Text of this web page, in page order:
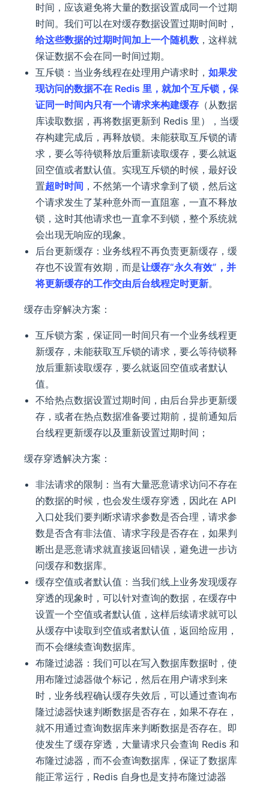
时间，应该避免将大量的数据设置成同一个过期
时间。我们可以在对缓存数据设置过期时间时，
给这些数据的过期时间加上一个随机数 ，这样就
保证数据不会在同一时间过期。
互斥锁：当业务线程在处理用户请求时，如果发
现访问的数据不在 Redis 里，就加个互斥锁，保
证同一时间内只有一个请求来构建缓存 （从数据
库读取数据，再将数据更新到 Redis 里），当缓
存构建完成后，再释放锁。未能获取互斥锁的请
求，要么等待锁释放后重新读取缓存，要么就返
回空值或者默认值。实现互斥锁的时候，最好设
置超时时间 ，不然第一个请求拿到了锁，然后这
个请求发生了某种意外而一直阻塞，一直不释放
锁，这时其他请求也一直拿不到锁，整个系统就
会出现无响应的现象。
后台更新缓存：业务线程不再负责更新缓存，缓
存也不设置有效期，而是让缓存“永久有效”，并
将更新缓存的工作交由后台线程定时更新。
缓存击穿解决方案：
互斥锁方案，保证同一时间只有一个业务线程更
新缓存，未能获取互斥锁的请求，要么等待锁释
放后重新读取缓存，要么就返回空值或者默认
值。
不给热点数据设置过期时间，由后台异步更新缓
存，或者在热点数据准备要过期前，提前通知后
台线程更新缓存以及重新设置过期时间；
缓存穿透解决方案：
非法请求的限制：当有大量恶意请求访问不存在
的数据的时候，也会发生缓存穿透，因此在 API
入口处我们要判断求请求参数是否合理，请求参
数是否含有非法值、请求字段是否存在，如果判
断出是恶意请求就直接返回错误，避免进一步访
问缓存和数据库。
缓存空值或者默认值：当我们线上业务发现缓存
穿透的现象时，可以针对查询的数据，在缓存中
设置一个空值或者默认值，这样后续请求就可以
从缓存中读取到空值或者默认值，返回给应用，
而不会继续查询数据库。
布隆过滤器：我们可以在写入数据库数据时，使
用布隆过滤器做个标记，然后在用户请求到来
时，业务线程确认缓存失效后，可以通过查询布
隆过滤器快速判断数据是否存在，如果不存在，
就不用通过查询数据库来判断数据是否存在。即
使发生了缓存穿透，大量请求只会查询 Redis 和
布隆过滤器，而不会查询数据库，保证了数据库
能正常运行，Redis 自身也是支持布隆过滤器